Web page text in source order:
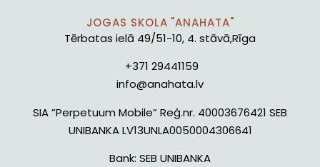
JOGAS SKOLA "ANAHATA"
Tērbatas ielā 49/51-10, 4. stāvā,Rīga
+371 29441159
info@anahata.lv
SIA ”Perpetuum Mobile” Reģ.nr. 40003676421 SEB
UNIBANKA LV13UNLA0050004306641
Bank: SEB UNIBANKA